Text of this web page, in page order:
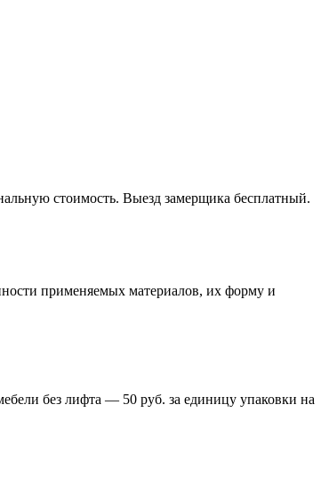
стоимость. Выезд замерщика бесплатный.
применяемых материалов, их форму и
без лифта — 50 руб. за единицу упаковки на